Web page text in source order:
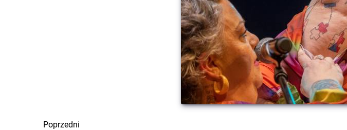
Poprzedni